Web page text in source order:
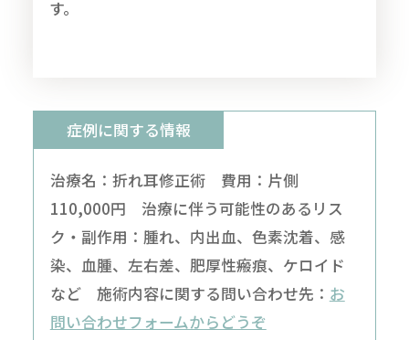
す。
症例に関する情報
治療名：折れ耳修正術 費用：片側
110,000円 治療に伴う可能性のあるリス
ク・副作用：腫れ、内出血、色素沈着、感
染、血腫、左右差、肥厚性瘢痕、ケロイド
など 施術内容に関する問い合わせ先： お
問い合わせフォームからどうぞ